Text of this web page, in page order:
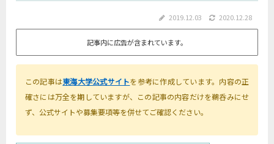
2019.12.03 2020.12.28
記事内に広告が含まれています。
この記事は東海大学公式サイトを参考に作成しています。内容の正
確さには万全を期していますが、この記事の内容だけを鵜呑みにせ
ず、公式サイトや募集要項等を併せてご確認ください。